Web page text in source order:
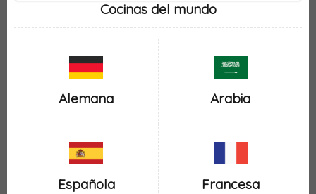
Cocinas del mundo
Alemana Arabia
Española Francesa